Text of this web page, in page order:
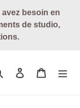
besoin en
de studio,
RechercherSe connecter
Panier